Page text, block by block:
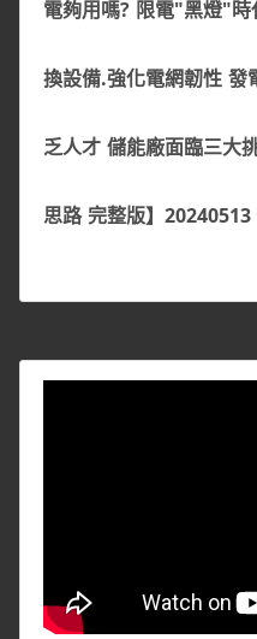
電夠用嗎? 限電"黑燈"
換設備.強化電網韌性 發
乏人才 儲能廠面臨三大
思路 完整版】